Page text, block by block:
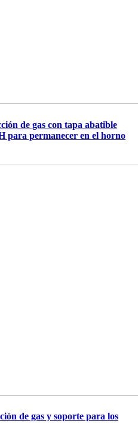
de gas con tapa abatible
para permanecer en el horno
de gas y soporte para los